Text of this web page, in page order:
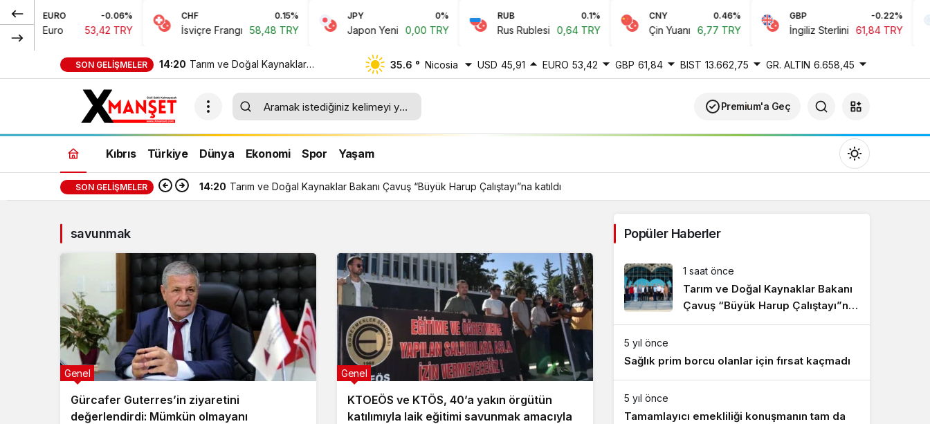
EURO -0.06%
Euro 53,42 TRY
CHF 0.15%
İsviçre Frangı 58,48 TRY
JPY
Japon Yeni 0,00 TRY
RUB 0.1%
Rus Rublesi 0,64 TRY
CNY 0.46%
Çin Yuanı 6,77 TRY
GBP -0.22%
İngiliz Sterlini 61,84 TRY
SON GELIŞMELER 14:20 Tarım ve Doğal Kaynaklar
Bakanı Çavuş “Büyük Harup
Çalıştayı”na katıldı
35.6 ° Nicosia USD 45,91 EURO 53,42 GBP 61,84 BIST 13.662,75 GR. ALTIN 6.658,45
Premium'a Geç
Kıbrıs Türkiye Dünya Ekonomi Spor Yaşam
Gündüz modunu seçin.
SON GELIŞMELER 14:20 Tarım ve Doğal Kaynaklar Bakanı Çavuş “Büyük Harup Çalıştayı”na katıldı
savunmak
Gürcafer Guterres’in ziyaretini
değerlendirdi: Mümkün olmayanı
Genel
KTOEÖS ve KTÖS, 40’a yakın örgütün
katılımıyla laik eğitimi savunmak amacıyla
Genel
Popüler Haberler
1 saat önce
Tarım ve Doğal Kaynaklar Bakanı
Çavuş “Büyük Harup Çalıştayı”na
katıldı
5 yıl önce
Sağlık prim borcu olanlar için fırsat kaçmadı
5 yıl önce
Tamamlayıcı emekliliği konuşmanın tam da